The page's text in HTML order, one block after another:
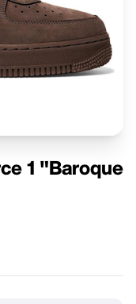
1 "Baroque